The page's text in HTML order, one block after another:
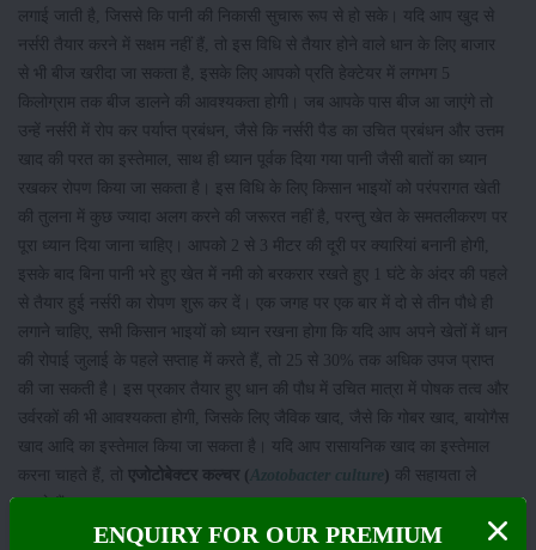
लगाई जाती है, जिससे कि पानी की निकासी सुचारू रूप से हो सके। यदि आप खुद से
नर्सरी तैयार करने में सक्षम नहीं हैं, तो इस विधि से तैयार होने वाले धान के लिए बाजार
से भी बीज खरीदा जा सकता है, इसके लिए आपको प्रति हेक्टेयर में लगभग 5
किलोग्राम तक बीज डालने की आवश्यकता होगी। जब आपके पास बीज आ जाएंगे तो
उन्हें नर्सरी में रोप कर पर्याप्त प्रबंधन, जैसे कि नर्सरी पैड का उचित प्रबंधन और उत्तम
खाद की परत का इस्तेमाल, साथ ही ध्यान पूर्वक दिया गया पानी जैसी बातों का ध्यान
रखकर रोपण किया जा सकता है। इस विधि के लिए किसान भाइयों को परंपरागत खेती
की तुलना में कुछ ज्यादा अलग करने की जरूरत नहीं है, परन्तु खेत के समतलीकरण पर
पूरा ध्यान दिया जाना चाहिए। आपको 2 से 3 मीटर की दूरी पर क्यारियां बनानी होगी,
इसके बाद बिना पानी भरे हुए खेत में नमी को बरकरार रखते हुए 1 घंटे के अंदर की पहले
से तैयार हुई नर्सरी का रोपण शुरू कर दें। एक जगह पर एक बार में दो से तीन पौधे ही
लगाने चाहिए, सभी किसान भाइयों को ध्यान रखना होगा कि यदि आप अपने खेतों में धान
की रोपाई जुलाई के पहले सप्ताह में करते हैं, तो 25 से 30% तक अधिक उपज प्राप्त
की जा सकती है। इस प्रकार तैयार हुए धान की पौध में उचित मात्रा में पोषक तत्व और
उर्वरकों की भी आवश्यकता होगी, जिसके लिए जैविक खाद, जैसे कि गोबर खाद, बायोगैस
खाद आदि का इस्तेमाल किया जा सकता है। यदि आप रासायनिक खाद का इस्तेमाल
करना चाहते हैं, तो एजोटोबेक्टर कल्चर ( Azotobacter culture) की सहायता ले
सकते हैं।
ENQUIRY FOR OUR PREMIUM